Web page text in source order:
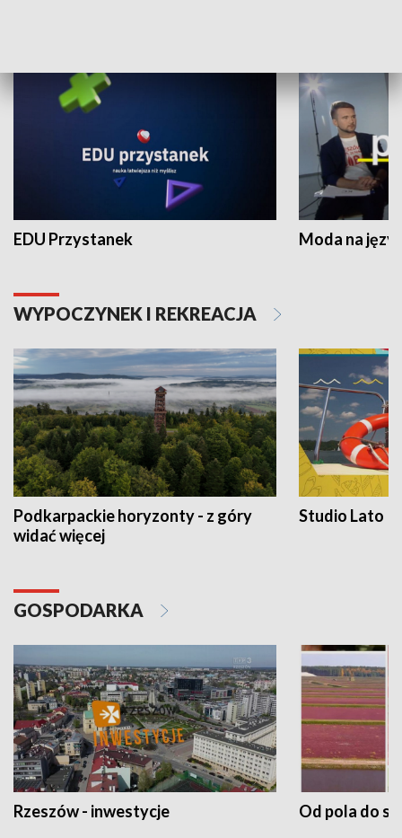
EDU Przystanek Moda na
WYPOCZYNEK I REKREACJA
Podkarpackie horyzonty - z góry
widać więcej
Studio Lato
GOSPODARKA
Rzeszów - inwestycje Od pola do